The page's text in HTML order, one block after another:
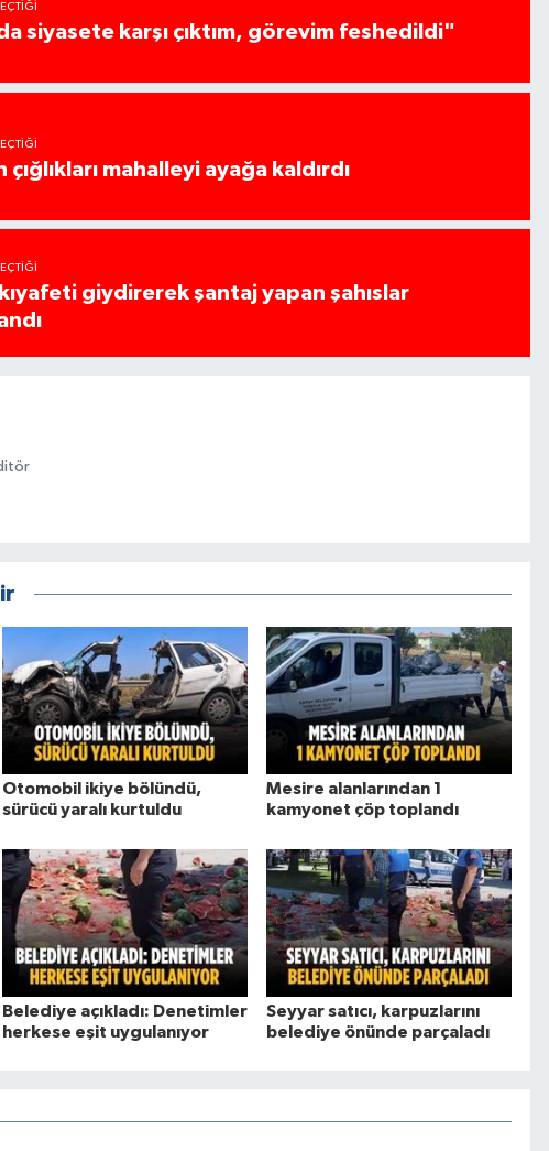
siyasete karşı çıktım, görevim feshedildi"
çığlıkları mahalleyi ayağa kaldırdı
kıyafeti giydirerek şantaj yapan şahıslar
Otomobil ikiye bölündü,
sürücü yaralı kurtuldu
Mesire alanlarından 1
kamyonet çöp toplandı
Belediye açıkladı: Denetimler
herkese eşit uygulanıyor
Seyyar satıcı, karpuzlarını
belediye önünde parçaladı